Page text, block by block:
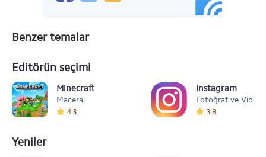
Benzer temalar
Editörün seçimi
Minecraft
Macera
4.3
Instagram
Fotoğraf ve Video
3.8
Yeniler